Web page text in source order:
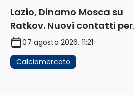
Lazio, Dinamo Mosca su
Ratkov. Nuovi contatti per
Pinamonti
07 agosto 2026, 11:21
Calciomercato